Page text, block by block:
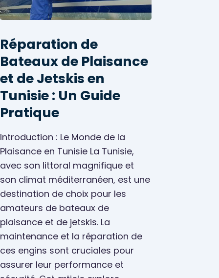
Services bateaux
Réparation de
Bateaux de Plaisance
et de Jetskis en
Tunisie : Un Guide
Pratique
Introduction : Le Monde de la
Plaisance en Tunisie La Tunisie,
avec son littoral magnifique et
son climat méditerranéen, est une
destination de choix pour les
amateurs de bateaux de
plaisance et de jetskis. La
maintenance et la réparation de
ces engins sont cruciales pour
assurer leur performance et